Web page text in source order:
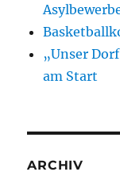
„Unser
am Start
ARCHIV